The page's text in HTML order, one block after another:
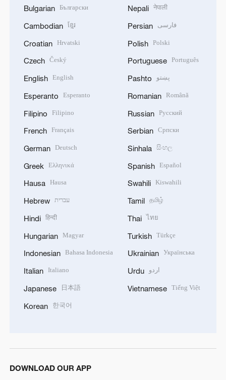
Bulgarian Български
Cambodian ខ្មែរ
Croatian Hrvatski
Czech Český
English English
Esperanto Esperanto
Filipino Filipino
French Français
German Deutsch
Greek Ελληνικά
Hausa Hausa
Hebrew עברית
Hindi हिन्दी
Hungarian Magyar
Indonesian Bahasa Indonesia
Italian Italiano
Japanese 日本語
Korean 한국어
Nepali नेपाली
Persian فارسی
Polish Polski
Portuguese Português
Pashto پښتو
Romanian Română
Russian Русский
Serbian Српски
Sinhala සිංහල
Spanish Español
Swahili Kiswahili
Tamil தமிழ்
Thai ไทย
Turkish Türkçe
Ukrainian Українська
Urdu اردو
Vietnamese Tiếng Việt
DOWNLOAD OUR APP